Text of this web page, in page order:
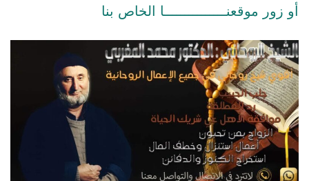
أو زور موقعنـــــــــــــــا الخاص بنا